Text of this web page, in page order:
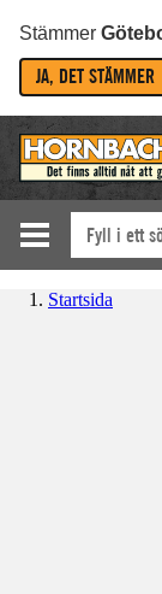
Stämmer
JA, DET STÄMMER
Startsida